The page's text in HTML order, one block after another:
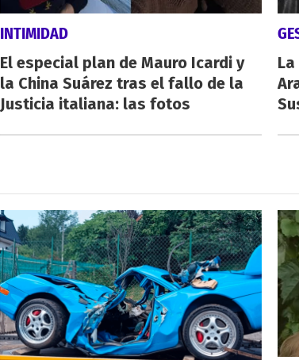
INTIMIDAD
El especial plan de Mauro Icardi y
la China Suárez tras el fallo de la
Justicia italiana: las fotos